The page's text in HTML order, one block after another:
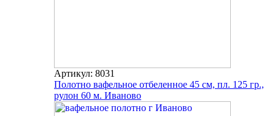
Артикул: 8031
Полотно вафельное отбеленное 45 см, пл. 125 гр.,
рулон 60 м. Иваново